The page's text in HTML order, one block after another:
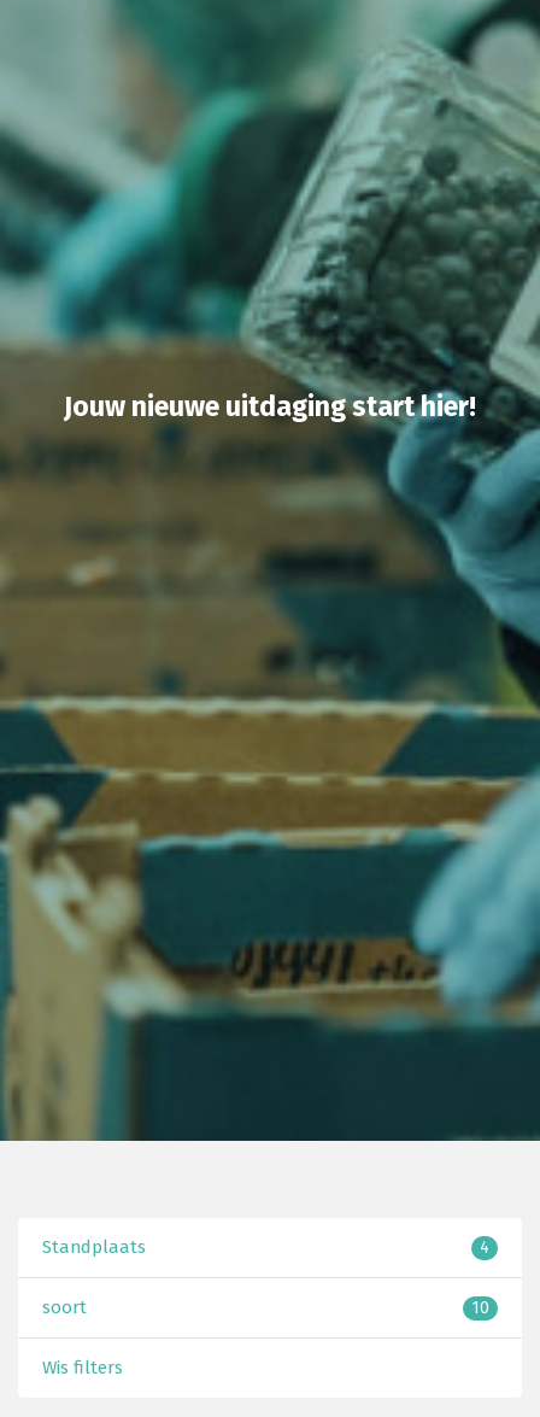
Jouw nieuwe uitdaging start hier!
Standplaats 4
soort 10
Wis filters